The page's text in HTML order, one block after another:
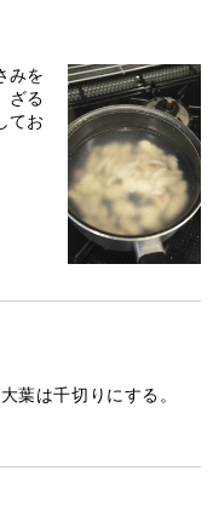
みを
ざる
てお
葉は千切りにする。